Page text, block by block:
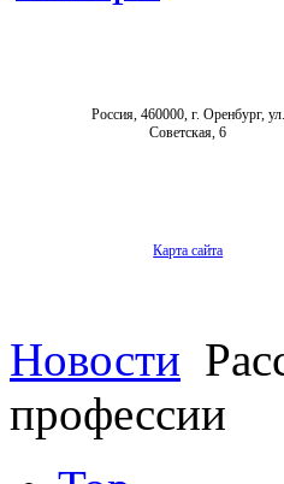
Россия, 460000, г. Оренбург, ул.
Советская, 6
Карта сайта
Новости
профессии